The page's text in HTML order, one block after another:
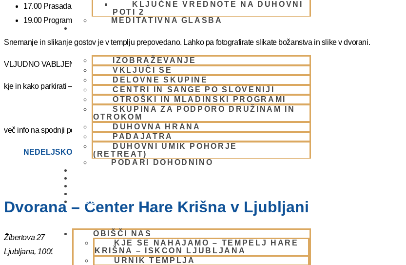
KLJUČNE VREDNOTE NA DUHOVNI
POTI 2
MEDITATIVNA GLASBA
IZOBRAŽEVANJE
VKLJUČI SE
DELOVNE SKUPINE
CENTRI IN SANGE PO SLOVENIJI
OTROŠKI IN MLADINSKI PROGRAMI
SKUPINA ZA PODPORO DRUŽINAM IN
OTROKOM
DUHOVNA HRANA
PADAJATRA
DUHOVNI UMIK POHORJE
(RETREAT)
PODARI DOHODNINO
BLOG
OBIŠČI NAS
KJE SE NAHAJAMO – TEMPELJ HARE
KRIŠNA – ISKCON LJUBLJANA
URNIK TEMPLJA
17.00 Prasadam – vegetarijanska pokušina
19.00 Program plus – duhovna glasba
Snemanje in slikanje gostov je v templju prepovedano. Lahko pa fotografirate slikate božanstva in slike v dvorani.
VLJUDNO VABLJENI
kje in kako parkirati – https://www.harekrisna.net/parkiranje/
več info na spodnji povezavi
NEDELJSKO SREČANJE
Dvorana – Center Hare Krišna v Ljubljani
Žibertova 27
Ljubljana, 1000